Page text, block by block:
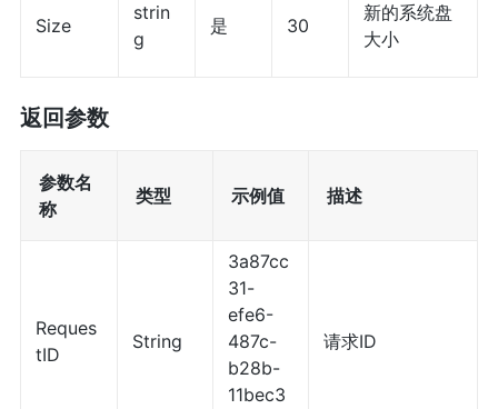
Size
strin
g
是 30
新的系统盘
大小
返回参数
参数名
称
类型 示例值 描述
Reques
tID
String
3a87cc
31-
efe6-
487c-
b28b-
11bec3
请求ID